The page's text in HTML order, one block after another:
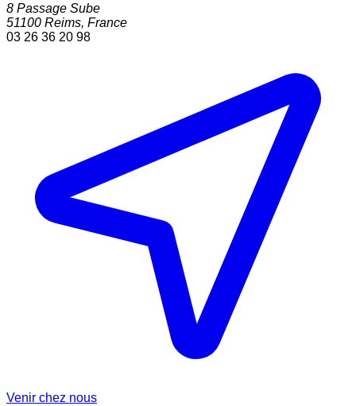
8 Passage Sube
51100 Reims, France
03 26 36 20 98
Venir chez nous